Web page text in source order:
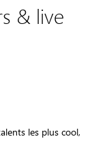
& live
les plus cool,